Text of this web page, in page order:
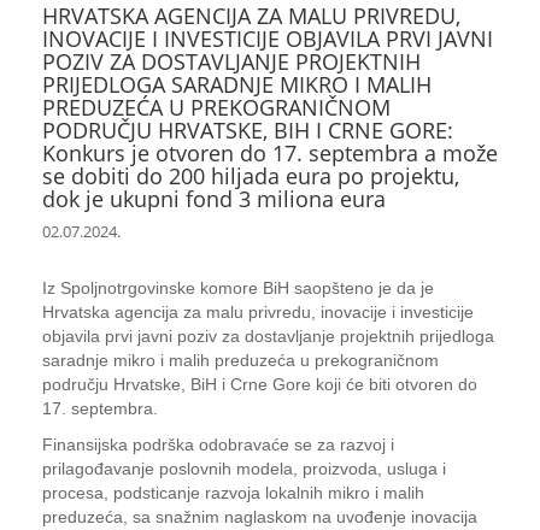
HRVATSKA AGENCIJA ZA MALU PRIVREDU,
INOVACIJE I INVESTICIJE OBJAVILA PRVI JAVNI
POZIV ZA DOSTAVLJANJE PROJEKTNIH
PRIJEDLOGA SARADNJE MIKRO I MALIH
PREDUZEĆA U PREKOGRANIČNOM
PODRUČJU HRVATSKE, BIH I CRNE GORE:
Konkurs je otvoren do 17. septembra a može
se dobiti do 200 hiljada eura po projektu,
dok je ukupni fond 3 miliona eura
02.07.2024.
Iz Spoljnotrgovinske komore BiH saopšteno je da je
Hrvatska agencija za malu privredu, inovacije i investicije
objavila prvi javni poziv za dostavljanje projektnih prijedloga
saradnje mikro i malih preduzeća u prekograničnom
području Hrvatske, BiH i Crne Gore koji će biti otvoren do
17. septembra.
Finansijska podrška odobravaće se za razvoj i
prilagođavanje poslovnih modela, proizvoda, usluga i
procesa, podsticanje razvoja lokalnih mikro i malih
preduzeća, sa snažnim naglaskom na uvođenje inovacija